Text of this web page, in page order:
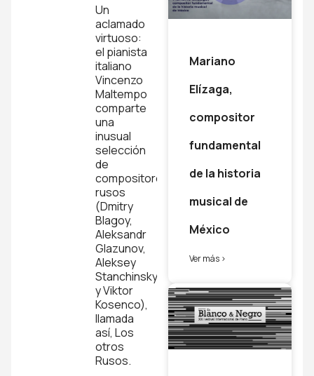
Un
aclamado
virtuoso:
el pianista
italiano
Vincenzo
Maltempo
comparte
una
inusual
selección
de
compositores
rusos
(Dmitry
Blagoy,
Aleksandr
Glazunov,
Aleksey
Stanchinsky
y Viktor
Kosenco),
llamada
así, Los
otros
Rusos.
Mariano
Elízaga,
compositor
fundamental
de la historia
musical de
México
Ver más >